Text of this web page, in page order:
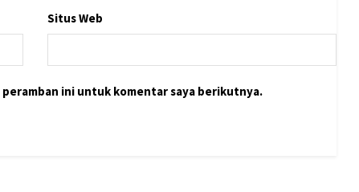
Situs Web
peramban ini untuk komentar saya berikutnya.